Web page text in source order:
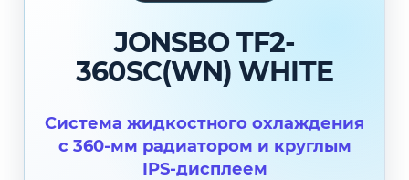
JONSBO TF2-
360SC(WN) WHITE
Система жидкостного охлаждения
с 360-мм радиатором и круглым
IPS-дисплеем